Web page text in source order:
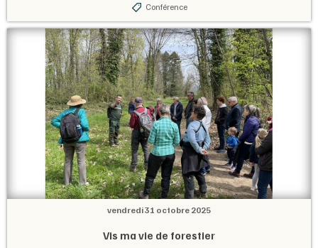
Conférence
vendredi 31 octobre 2025
Vis ma vie de forestier